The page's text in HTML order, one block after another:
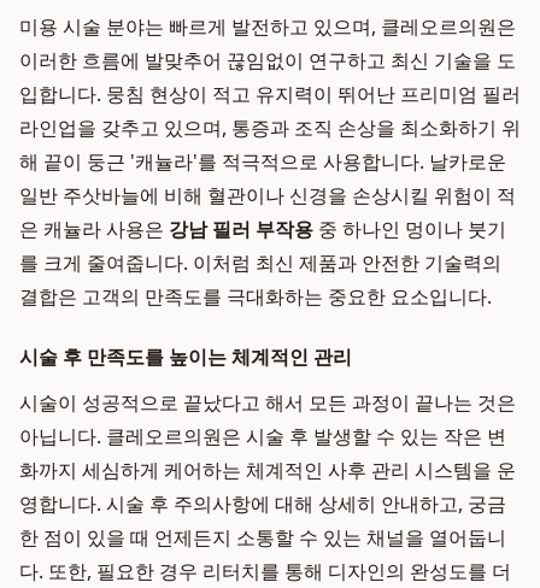
미용 시술 분야는 빠르게 발전하고 있으며, 클레오르의원은
이러한 흐름에 발맞추어 끊임없이 연구하고 최신 기술을 도
입합니다. 뭉침 현상이 적고 유지력이 뛰어난 프리미엄 필러
라인업을 갖추고 있으며, 통증과 조직 손상을 최소화하기 위
해 끝이 둥근 '캐뉼라'를 적극적으로 사용합니다. 날카로운
일반 주삿바늘에 비해 혈관이나 신경을 손상시킬 위험이 적
은 캐뉼라 사용은 강남 필러 부작용 중 하나인 멍이나 붓기
를 크게 줄여줍니다. 이처럼 최신 제품과 안전한 기술력의
결합은 고객의 만족도를 극대화하는 중요한 요소입니다.
시술 후 만족도를 높이는 체계적인 관리
시술이 성공적으로 끝났다고 해서 모든 과정이 끝나는 것은
아닙니다. 클레오르의원은 시술 후 발생할 수 있는 작은 변
화까지 세심하게 케어하는 체계적인 사후 관리 시스템을 운
영합니다. 시술 후 주의사항에 대해 상세히 안내하고, 궁금
한 점이 있을 때 언제든지 소통할 수 있는 채널을 열어둡니
다. 또한, 필요한 경우 리터치를 통해 디자인의 완성도를 더